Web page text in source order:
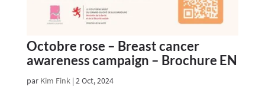
Octobre rose – Breast cancer
awareness campaign – Brochure EN
par Kim Fink| 2 Oct, 2024